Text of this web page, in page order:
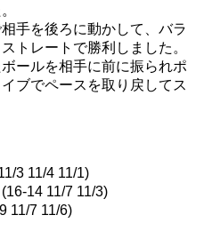
手を後ろに動かして、バラ
トレートで勝利しました。
ールを相手に前に振られポ
ブでペースを取り戻してス
3 11/4 11/1)
14 11/7 11/3)
11/7 11/6)